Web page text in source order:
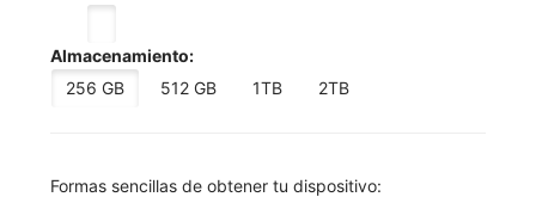
Almacenamiento:
256 GB
512 GB 1TB 2TB
​​​​​​​Formas sencillas de obtener tu dispositivo: